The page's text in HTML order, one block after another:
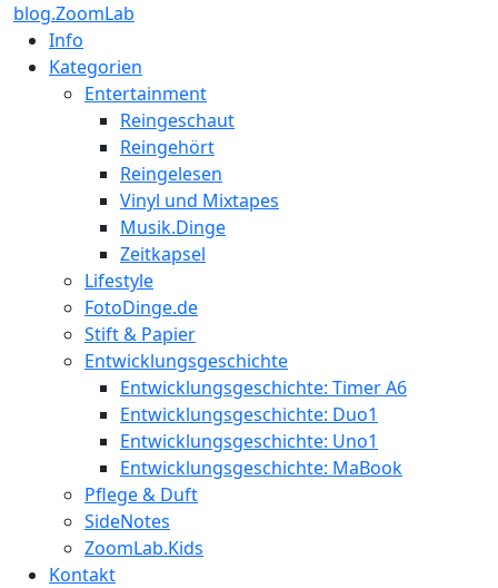
blog.ZoomLab
Info
Kategorien
Entertainment
Reingeschaut
Reingehört
Reingelesen
Vinyl und Mixtapes
Musik.Dinge
Zeitkapsel
Lifestyle
FotoDinge.de
Stift & Papier
Entwicklungsgeschichte
Entwicklungsgeschichte: Timer A6
Entwicklungsgeschichte: Duo1
Entwicklungsgeschichte: Uno1
Entwicklungsgeschichte: MaBook
Pflege & Duft
SideNotes
ZoomLab.Kids
Kontakt